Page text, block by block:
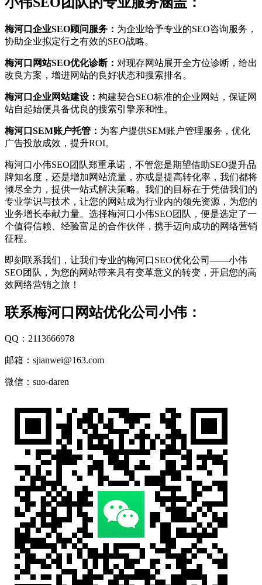
梅河口企业SEO顾问服务： 为企业给予专业的SEO咨询服务，
协助企业拟定行之有效的SEO战略。
梅河口网站SEO优化诊断： 对现存网站展开全方位诊断，给出
改良方案，增进网站的良好状态和搜索排名。
梅河口企业网站建设： 构建契合SEO标准的企业网站，保证网
站自起始便具备优良的搜索引擎亲和性。
梅河口SEM账户托管： 为客户提供SEM账户管理服务，优化
广告投放成效，提升ROI。
梅河口小伟SEO团队郑重承诺，不管您是期望借助SEO提升品
牌知名度，还是增加网站流量，亦或是提高转化率，我们都将
倾尽全力，提供一站式解决策略。我们的目标在于凭借我们的
专业学识与技术，让您的网站成为行业内的领先资源，为您的
业务增长奉献力量。选择梅河口小伟SEO团队，便是选定了一
个值得信赖、经验富足的合作伙伴，携手迈向成功的网络营销
征程。
即刻联系我们，让我们专业的梅河口SEO优化公司——小伟
SEO团队，为您的网站带来具有变革意义的转变，开启您的高
效网络营销之旅！
联系梅河口网站优化公司小伟：
QQ：2113666978
邮箱：sjianwei@163.com
微信：suo-daren